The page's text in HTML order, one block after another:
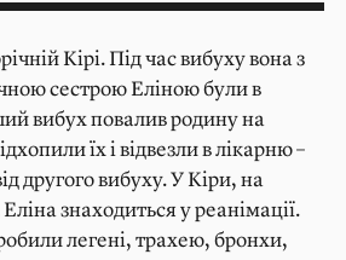
Кірі. Під час вибуху вона з
сестрою Еліною були в
вибух повалив родину на
їх і відвезли в лікарню –
другого вибуху. У Кіри, на
знаходиться у реанімації.
легені, трахею, бронхи,